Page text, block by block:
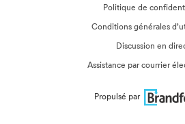
Politique de
Conditions générales
Discussion en
Assistance par courrier
Propulsé par